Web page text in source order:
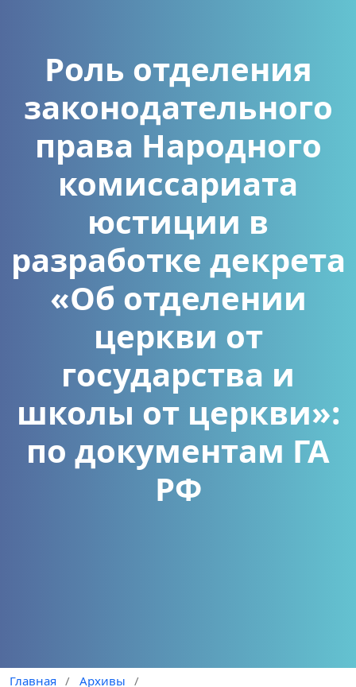
Роль отделения
законодательного
права Народного
комиссариата
юстиции в
разработке декрета
«Об отделении
церкви от
государства и
школы от церкви»:
по документам ГА
РФ
Главная / Архивы /